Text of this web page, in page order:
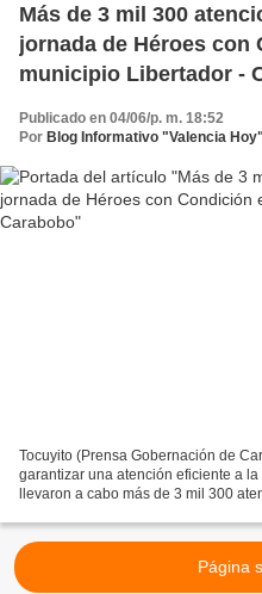
Más de 3 mil 300
jornada de Héroes con
municipio Libertador -
Publicado en 04/06/p. m. 18:52
Por Blog Informativo "Valencia Hoy"
Tocuyito (Prensa Gobernación de
garantizar una atención eficiente a
llevaron a cabo más de 3 mil 300
Página